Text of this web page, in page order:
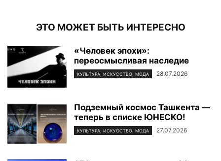
ЭТО МОЖЕТ БЫТЬ ИНТЕРЕСНО
«Человек эпохи»:
переосмысливая наследие
КУЛЬТУРА, ИСКУССТВО, МОДА 28.07.2026
Подземный космос Ташкента —
теперь в списке ЮНЕСКО!
КУЛЬТУРА, ИСКУССТВО, МОДА 27.07.2026